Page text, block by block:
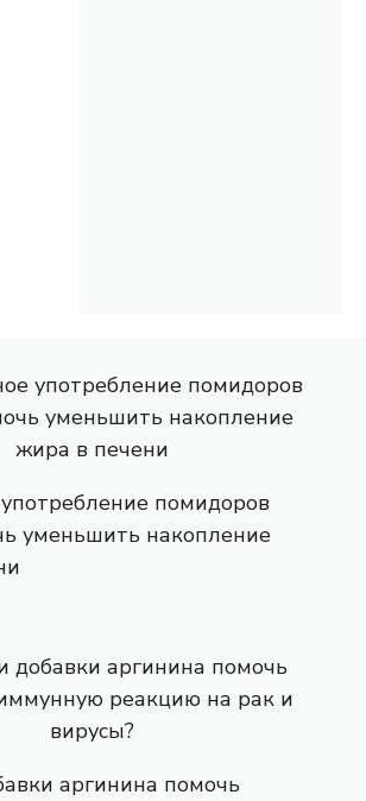
помидоров
уменьшить накопление
аргинина помочь